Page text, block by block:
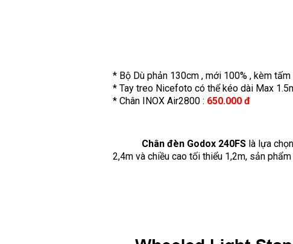
* Bộ Dù phản 130cm , mới 100% , kèm tấm
* Tay treo Nicefoto có thể kéo dài Max
* Chân INOX Air2800 : 650.000 đ
Chân đèn Godox 240FS là lựa
2,4m và chiều cao tối thiểu 1,2m, sản